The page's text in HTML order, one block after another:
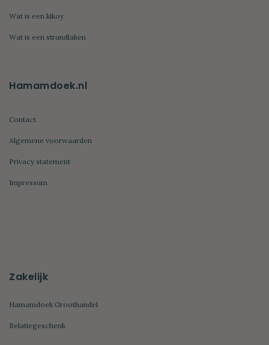
Wat is een kikoy
Wat is een strandlaken
Hamamdoek.nl
Contact
Algemene voorwaarden
Privacy statement
Impressum
Zakelijk
Hamamdoek Groothandel
Relatiegeschenk